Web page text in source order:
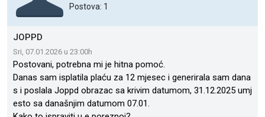
Postova: 1
JOPPD
Sri, 07.01.2026 u 23:00h
Postovani, potrebna mi je hitna pomoć.
Danas sam isplatila plaću za 12 mjesec i generirala sam dana
s i poslala Joppd obrazac sa krivim datumom, 31.12.2025 umj
esto sa današnjim datumom 07.01.